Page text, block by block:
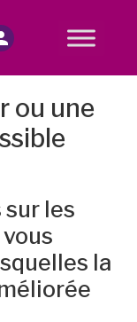
ou une
les
la